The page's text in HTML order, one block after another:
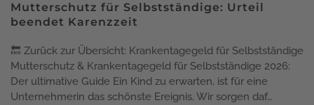
Mutterschutz für Selbstständige: Urteil
beendet Karenzzeit
🔙 Zurück zur Übersicht: Krankentagegeld für Selbstständige
Mutterschutz & Krankentagegeld für Selbstständige 2026:
Der ultimative Guide Ein Kind zu erwarten, ist für eine
Unternehmerin das schönste Ereignis. Wir sorgen daf…